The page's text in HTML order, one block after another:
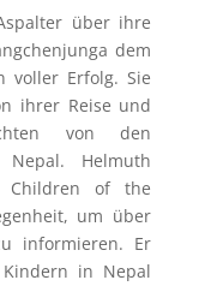
über ihre
dem
voller Erfolg. Sie
ihrer Reise und
von den
Helmuth
Children of the
um über
informieren. Er
in Nepal